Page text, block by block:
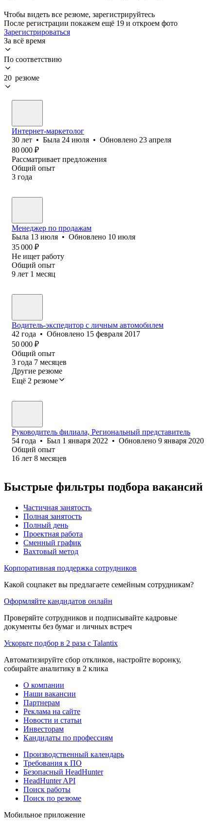
Чтобы видеть все резюме, зарегистрируйтесь
После регистрации покажем ещё 19 и откроем фото
Зарегистрироваться
За всё время
По соответствию
20 резюме
Интернет-маркетолог
30 лет • Была 24 июля • Обновлено 23 апреля
80 000 ₽
Рассматривает предложения
Общий опыт
3 года
Менеджер по продажам
Была 13 июля • Обновлено 10 июля
35 000 ₽
Не ищет работу
Общий опыт
9 лет 1 месяц
Водитель-экспедитор с личным автомобилем
42 года • Обновлено 15 февраля 2017
50 000 ₽
Общий опыт
3 года 7 месяцев
Другие резюме
Ещё 2 резюме
Руководитель филиала, Региональный представитель
54 года • Был 1 января 2022 • Обновлено 9 января 2020
Общий опыт
16 лет 8 месяцев
Быстрые фильтры подбора вакансий
Частичная занятость
Полная занятость
Полный день
Проектная работа
Сменный график
Вахтовый метод
Корпоративная поддержка сотрудников
Какой соцпакет вы предлагаете семейным сотрудникам?
Оформляйте кандидатов онлайн
Проверяйте сотрудников и подписывайте кадровые
документы без бумаг и личных встреч
Ускорьте подбор в 2 раза с Talantix
Автоматизируйте сбор откликов, настройте воронку,
собирайте аналитику в 2 клика
О компании
Наши вакансии
Партнерам
Реклама на сайте
Новости и статьи
Инвесторам
Кандидаты по профессиям
Производственный календарь
Требования к ПО
Безопасный HeadHunter
HeadHunter API
Поиск работы
Поиск по резюме
Мобильное приложение